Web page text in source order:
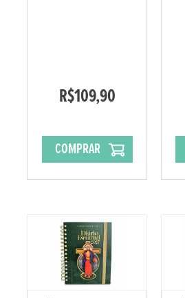
R$109,90
COMPRAR